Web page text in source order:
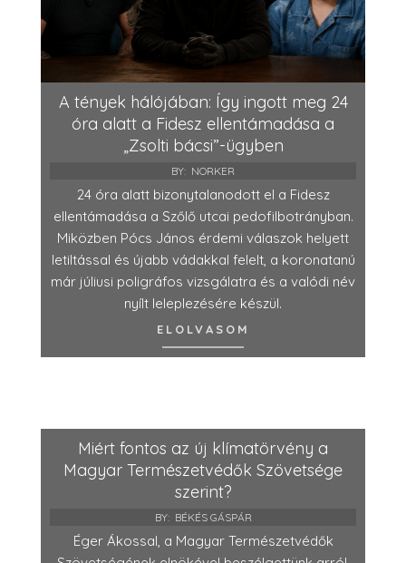
A tények hálójában: Így ingott meg 24
óra alatt a Fidesz ellentámadása a
„Zsolti bácsi”-ügyben
BY: NORKER
24 óra alatt bizonytalanodott el a Fidesz
ellentámadása a Szőlő utcai pedofilbotrányban.
Miközben Pócs János érdemi válaszok helyett
letiltással és újabb vádakkal felelt, a koronatanú
már júliusi poligráfos vizsgálatra és a valódi név
nyílt leleplezésére készül.
ELOLVASOM
Miért fontos az új klímatörvény a
Magyar Természetvédők Szövetsége
szerint?
BY: BÉKÉS GÁSPÁR
Éger Ákossal, a Magyar Természetvédők